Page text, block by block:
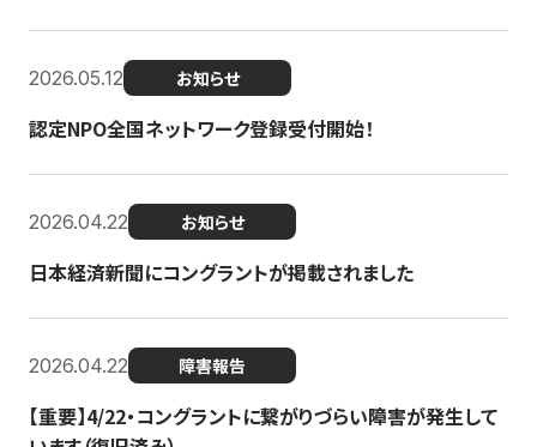
2026.05.12 お知らせ
認定NPO全国ネットワーク登録受付開始！
2026.04.22 お知らせ
日本経済新聞にコングラントが掲載されました
2026.04.22 障害報告
【重要】4/22・コングラントに繋がりづらい障害が発生して